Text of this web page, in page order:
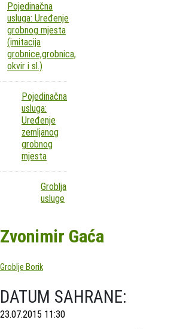
Pojedinačna
usluga: Uređenje
grobnog mjesta
(imitacija
grobnice,grobnica,
okvir i sl.)
Pojedinačna
usluga:
Uređenje
zemljanog
grobnog
mjesta
Groblja
usluge
Zvonimir Gaća
Groblje Borik
DATUM SAHRANE:
23.07.2015 11:30